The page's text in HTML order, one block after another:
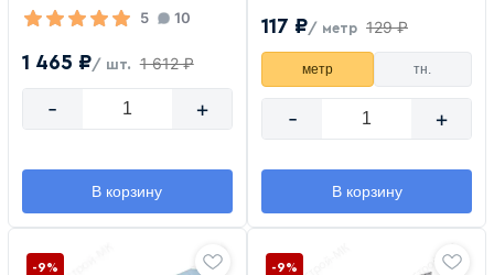
5 10
1 465 ₽/ шт. 1 612 ₽
- +
В корзину
117 ₽/ метр 129 ₽
метр тн.
- +
В корзину
-9% -9%